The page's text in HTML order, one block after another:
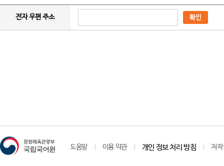
전자 우편 주소 확인
도움말 이용 약관 개인 정보 처리 방침 저